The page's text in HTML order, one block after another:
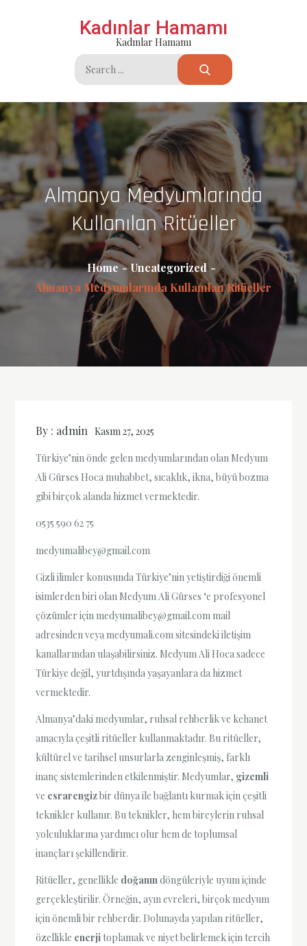
Kadınlar Hamamı
Kadınlar Hamamı
Search
for:
Almanya Medyumlarında
Kullanılan Ritüeller
Home
Uncategorized
Almanya Medyumlarında Kullanılan Ritüeller
By : admin Kasım 27, 2025
Türkiye’nin önde gelen medyumlarından olan Medyum
Ali Gürses Hoca muhabbet, sıcaklık, ikna, büyü bozma
gibi birçok alanda hizmet vermektedir.
0535 590 62 75
medyumalibey@gmail.com
Gizli ilimler konusunda Türkiye’nin yetiştirdiği önemli
isimlerden biri olan Medyum Ali Gürses ‘e profesyonel
çözümler içinmedyumalibey@gmail.com mail
adresinden veya medyumali.com sitesindeki iletişim
kanallarından ulaşabilirsiniz. Medyum Ali Hoca sadece
Türkiye değil, yurtdışında yaşayanlara da hizmet
vermektedir.
Almanya’daki medyumlar, ruhsal rehberlik ve kehanet
amacıyla çeşitli ritüeller kullanmaktadır. Bu ritüeller,
kültürel ve tarihsel unsurlarla zenginleşmiş, farklı
inanç sistemlerinden etkilenmiştir. Medyumlar, gizemli
ve esrarengizbir dünya ile bağlantı kurmak için çeşitli
teknikler kullanır. Bu teknikler, hem bireylerin ruhsal
yolculuklarına yardımcı olur hem de toplumsal
inançları şekillendirir.
Ritüeller, genellikle doğanındöngüleriyle uyum içinde
gerçekleştirilir. Örneğin, ayın evreleri, birçok medyum
için önemli bir rehberdir. Dolunayda yapılan ritüeller,
özellikle enerjitoplamak ve niyet belirlemek için tercih